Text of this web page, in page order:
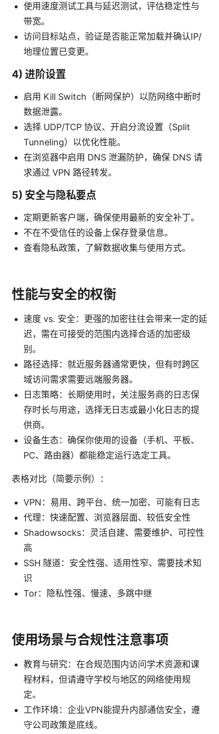
使用速度测试工具与延迟测试，评估稳定性与
带宽。
访问目标站点，验证是否能正常加载并确认IP/
地理位置已变更。
4) 进阶设置
启用 Kill Switch（断网保护）以防网络中断时
数据泄露。
选择 UDP/TCP 协议、开启分流设置（Split
Tunneling）以优化性能。
在浏览器中启用 DNS 泄漏防护，确保 DNS 请
求通过 VPN 路径转发。
5) 安全与隐私要点
定期更新客户端，确保使用最新的安全补丁。
不在不受信任的设备上保存登录信息。
查看隐私政策，了解数据收集与使用方式。
性能与安全的权衡
速度 vs. 安全：更强的加密往往会带来一定的延
迟，需在可接受的范围内选择合适的加密级
别。
路径选择：就近服务器通常更快，但有时跨区
域访问需求需要远端服务器。
日志策略：长期使用时，关注服务商的日志保
存时长与用途，选择无日志或最小化日志的提
供商。
设备生态：确保你使用的设备（手机、平板、
PC、路由器）都能稳定运行选定工具。
表格对比（简要示例）：
VPN：易用、跨平台、统一加密、可能有日志
代理：快速配置、浏览器层面、较低安全性
Shadowsocks：灵活自建、需要维护、可控性
高
SSH 隧道：安全性强、适用性窄、需要技术知
识
Tor：隐私性强、慢速、多跳中继
使用场景与合规性注意事项
教育与研究：在合规范围内访问学术资源和课
程材料，但请遵守学校与地区的网络使用规
定。
工作环境：企业VPN能提升内部通信安全，遵
守公司政策是底线。